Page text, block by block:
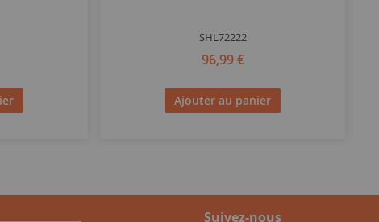
SHL72222
96,99 €
Ajouter au panier
Suivez-nous